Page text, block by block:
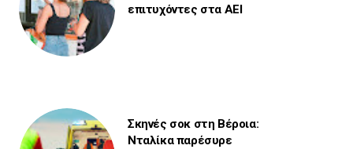
επιτυχόντες στα ΑΕΙ
Σκηνές σοκ στη Βέροια:
Νταλίκα παρέσυρε